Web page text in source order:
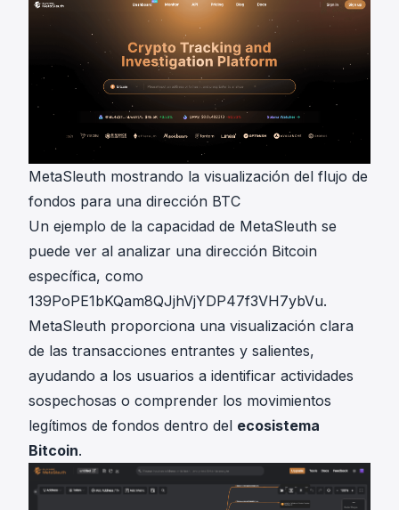
MetaSleuth mostrando la visualización del flujo de
fondos para una dirección BTC
Un ejemplo de la capacidad de MetaSleuth se
puede ver al analizar una dirección Bitcoin
específica, como
139PoPE1bKQam8QJjhVjYDP47f3VH7ybVu.
MetaSleuth proporciona una visualización clara
de las transacciones entrantes y salientes,
ayudando a los usuarios a identificar actividades
sospechosas o comprender los movimientos
legítimos de fondos dentro del ecosistema
Bitcoin.